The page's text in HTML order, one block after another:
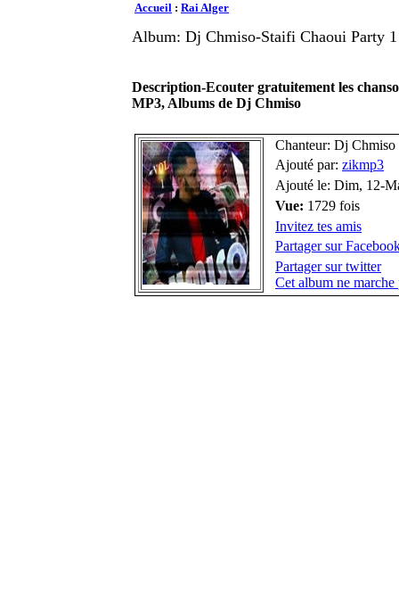
Accueil : Rai Alger
Album: Dj Chmiso-Staifi Chaoui Party
Description-Ecouter gratuitement les
MP3, Albums de Dj Chmiso
Chanteur: Dj Chmiso
Ajouté par: zikmp3
Ajouté le: Dim, 12-
Vue: 1729 fois
Invitez tes amis
Partager sur
Partager sur twitter
Cet album ne marche